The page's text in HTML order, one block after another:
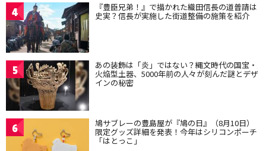
4 『豊臣兄弟！』で描かれた織田信長の道普請は
史実？信長が実施した街道整備の施策を紹介
5 あの装飾は「炎」ではない？縄文時代の国宝・
火焔型土器、5000年前の人々が刻んだ謎とデザ
インの秘密
6 鳩サブレーの豊島屋が『鳩の日』（8月10日）
限定グッズ詳細を発表！今年はシリコンポーチ
「はとっこ」